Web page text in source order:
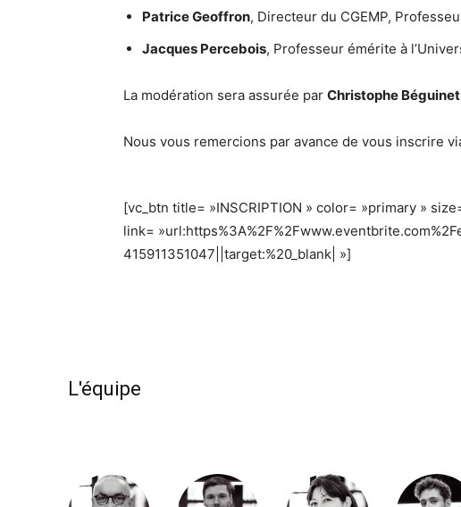
Patrice Geoffron, Directeur du CGEMP,
Jacques Percebois, Professeur émérite à
La modération sera assurée par Christophe Béguinet
Nous vous remercions par avance de vous inscrire
[vc_btn title= »INSCRIPTION » color= »primary »
link=
415911351047||target:%20_blank| »]
L'équipe